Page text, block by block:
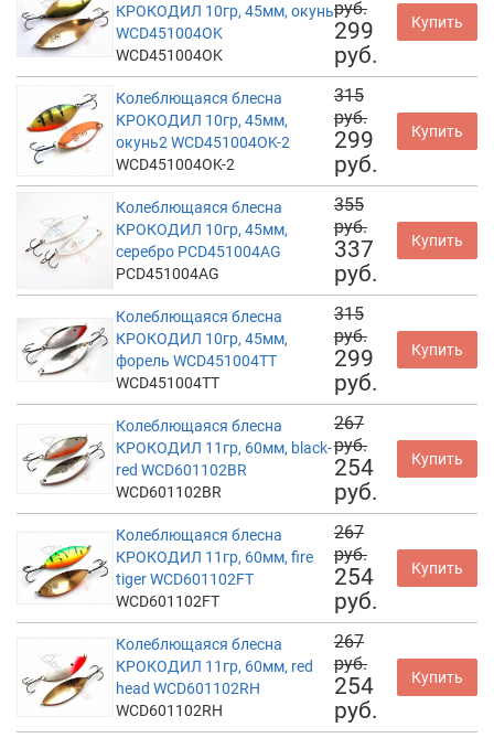
КРОКОДИЛ 10гр, 45мм, окунь
WCD451004OK
WCD451004OK
руб.
299
руб.
Купить
Колеблющаяся блесна
КРОКОДИЛ 10гр, 45мм,
окунь2 WCD451004OK-2
WCD451004OK-2
315
руб.
299
руб.
Купить
Колеблющаяся блесна
КРОКОДИЛ 10гр, 45мм,
серебро PCD451004AG
PCD451004AG
355
руб.
337
руб.
Купить
Колеблющаяся блесна
КРОКОДИЛ 10гр, 45мм,
форель WCD451004TT
WCD451004TT
315
руб.
299
руб.
Купить
Колеблющаяся блесна
КРОКОДИЛ 11гр, 60мм, black-
red WCD601102BR
WCD601102BR
267
руб.
254
руб.
Купить
Колеблющаяся блесна
КРОКОДИЛ 11гр, 60мм, fire
tiger WCD601102FT
WCD601102FT
267
руб.
254
руб.
Купить
Колеблющаяся блесна
КРОКОДИЛ 11гр, 60мм, red
head WCD601102RH
WCD601102RH
267
руб.
254
руб.
Купить